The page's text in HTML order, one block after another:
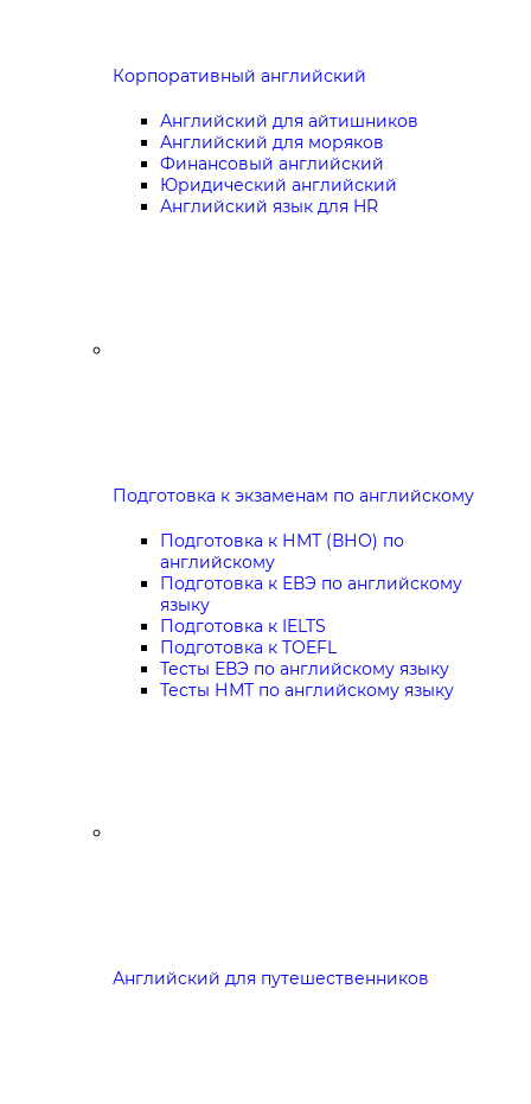
Корпоративный английский
Английский для айтишников
Английский для моряков
Финансовый английский
Юридический английский
Английский язык для HR
Подготовка к экзаменам по английскому
Подготовка к НМТ (ВНО) по
английскому
Подготовка к ЕВЭ по английскому
языку
Подготовка к IELTS
Подготовка к TOEFL
Тесты ЕВЭ по английскому языку
Тесты НМТ по английскому языку
Английский для путешественников